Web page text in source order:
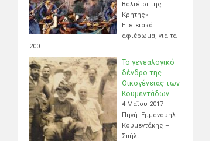
Βαλτέτσι της
Κρήτης»
Επετειακό
αφιέρωμα, για τα
200…
Το γενεαλογικό
δένδρο της
Οικογένειας των
Κουμεντάδων.
4 Μαΐου 2017
Πηγή Εμμανουήλ
Κουμεντάκης –
Σπήλι.